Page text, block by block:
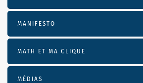
MANIFESTO
MATH ET MA CLIQUE
MÉDIAS